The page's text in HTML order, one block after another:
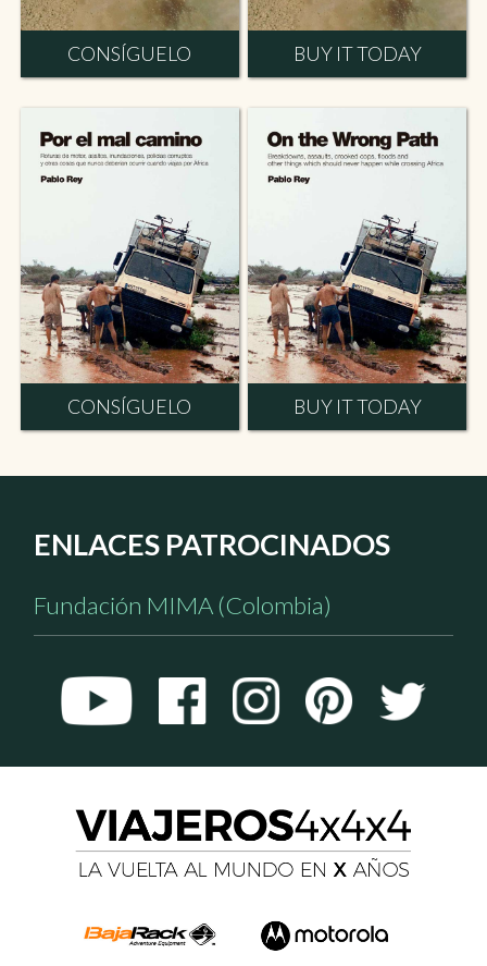
CONSÍGUELO BUY IT TODAY
CONSÍGUELO BUY IT TODAY
ENLACES PATROCINADOS
Fundación MIMA (Colombia)